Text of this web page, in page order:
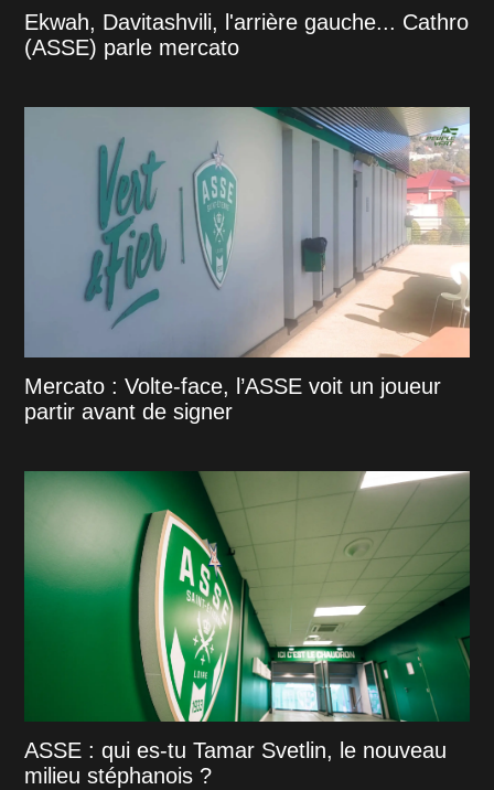
Ekwah, Davitashvili, l'arrière gauche... Cathro
(ASSE) parle mercato
Mercato : Volte-face, l’ASSE voit un joueur
partir avant de signer
ASSE : qui es-tu Tamar Svetlin, le nouveau
milieu stéphanois ?